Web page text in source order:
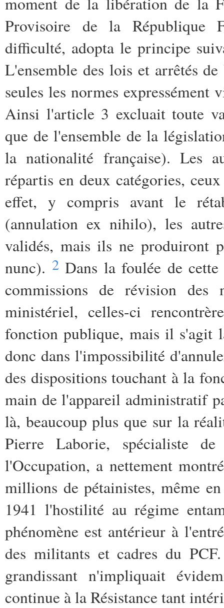
Provisoire de la République
difficulté, adopta le principe
L'ensemble des lois et arrêtés
seules les normes expressément
Ainsi l'article 3 excluait toute
que de l'ensemble de la
la nationalité française). Les
répartis en deux catégories,
effet, y compris avant le
(annulation ex nihilo), les
validés, mais ils ne produiront
nunc). 2 Dans la foulée de
commissions de révision des
ministériel, celles-ci
fonction publique, mais il s'agit
donc dans l'impossibilité
des dispositions touchant à la
main de l'appareil administratif
là, beaucoup plus que sur la
Pierre Laborie, spécialiste
l'Occupation, a nettement
millions de pétainistes, même
1941 l'hostilité au régime
phénomène est antérieur à
des militants et cadres du
grandissant n'impliquait
continue à la Résistance tant